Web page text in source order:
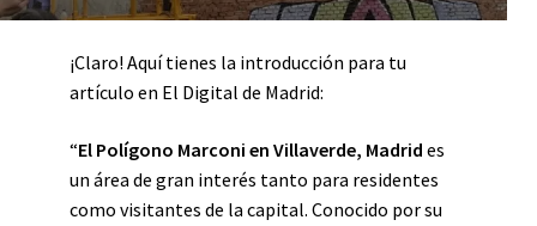
¡Claro! Aquí tienes la introducción para tu
artículo en El Digital de Madrid:
“El Polígono Marconi en Villaverde, Madrid es
un área de gran interés tanto para residentes
como visitantes de la capital. Conocido por su